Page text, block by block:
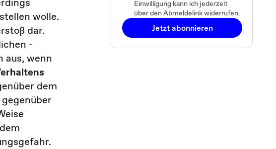
wolle.
dar.
-
aus, wenn
dem
Einwilligung kann ich jederzeit
über den Abmeldelink widerrufen.
Jetzt abonnieren